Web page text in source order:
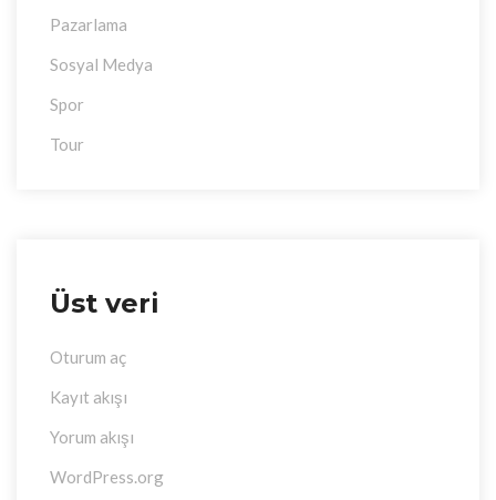
Pazarlama
Sosyal Medya
Spor
Tour
Üst veri
Oturum aç
Kayıt akışı
Yorum akışı
WordPress.org